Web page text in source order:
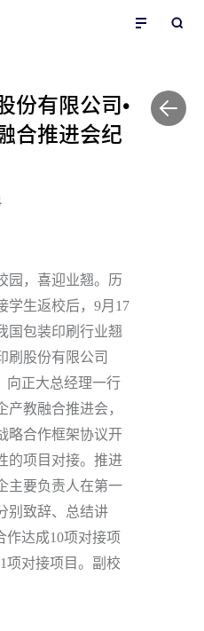
份有限公司•
合推进会纪
园，喜迎业翘。历
学生返校后，9月17
国包装印刷行业翘
刷股份有限公司
向正大总经理一行
教融合推进会，
略合作框架协议开
的项目对接。推进
主要负责人在第一
别致辞、总结讲
作达成10项对接项
项对接项目。副校